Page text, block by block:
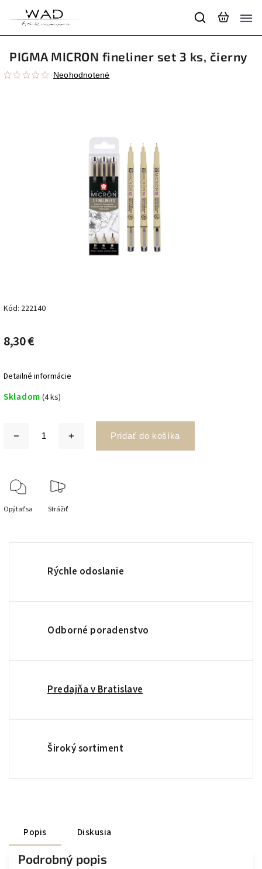
PIGMA MICRON fineliner set 3 ks, čierny
Neohodnotené
Kód: 222140
8,30 €
Skladom (4 ks)
Pridať do košíka
Detailné informácie
Opýtať sa Strážiť
Rýchle odoslanie
Odborné poradenstvo
Predajňa v Bratislave
Široký sortiment
Popis Diskusia
Podrobný popis